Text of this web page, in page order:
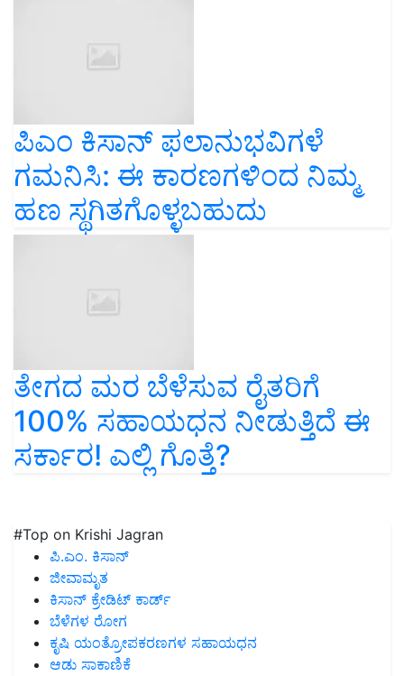
ಪಿಎಂ ಕಿಸಾನ್ ಫಲಾನುಭವಿಗಳೆ
ಗಮನಿಸಿ: ಈ ಕಾರಣಗಳಿಂದ ನಿಮ್ಮ
ಹಣ ಸ್ಥಗಿತಗೊಳ್ಳಬಹುದು
ತೇಗದ ಮರ ಬೆಳೆಸುವ ರೈತರಿಗೆ
100% ಸಹಾಯಧನ ನೀಡುತ್ತಿದೆ ಈ
ಸರ್ಕಾರ! ಎಲ್ಲಿ ಗೊತ್ತೆ?
#Top on Krishi Jagran
ಪಿ.ಎಂ. ಕಿಸಾನ್
ಜೀವಾಮೃತ
ಕಿಸಾನ್ ಕ್ರೇಡಿಟ್ ಕಾರ್ಡ್
ಬೆಳೆಗಳ ರೋಗ
ಕೃಷಿ ಯಂತ್ರೋಪಕರಣಗಳ ಸಹಾಯಧನ
ಆಡು ಸಾಕಾಣಿಕೆ